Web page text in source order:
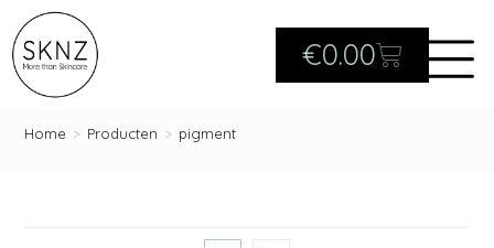
€0.00
Home > Producten > pigment